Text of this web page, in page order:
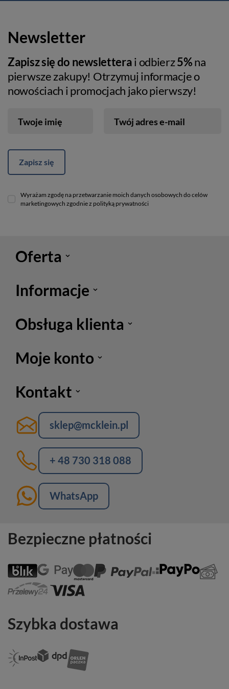
Newsletter
Zapisz się do newsletterai odbierz5%na
pierwsze zakupy! Otrzymuj informacje o
nowościach i promocjach jako pierwszy!
Twoje imię Twój adres e-mail
Zapisz się
Wyrażam zgodę na przetwarzanie moich danych osobowych do celów
marketingowych zgodnie z polityką prywatności
Oferta
Informacje
Obsługa klienta
Moje konto
Kontakt
sklep@mcklein.pl
+ 48 730 318 088
WhatsApp
Bezpieczne płatności
Szybka dostawa